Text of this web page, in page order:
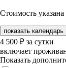
Стоимость
показать календарь
4 500 ₽ за сутки
включает
Показать